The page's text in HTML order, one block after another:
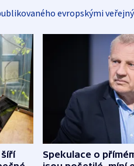
evropskými
šíří
Spekulace o